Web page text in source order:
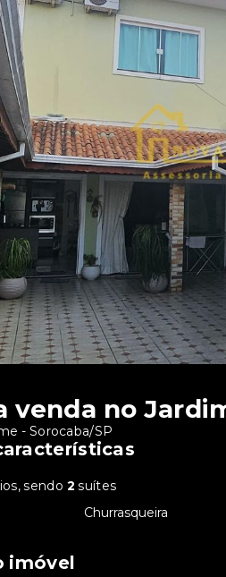
venda no
- Sorocaba/SP
sendo 2 suítes
Churrasqueira
imóvel